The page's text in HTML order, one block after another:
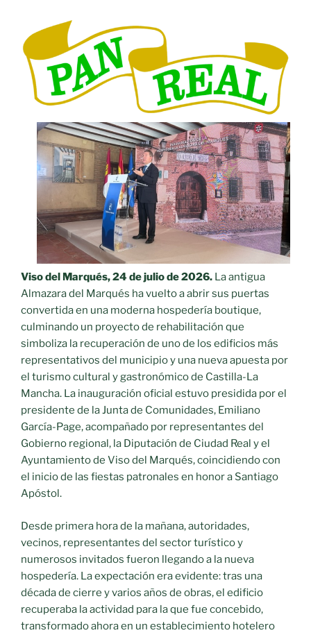
Viso del Marqués, 24 de julio de 2026. La antigua
Almazara del Marqués ha vuelto a abrir sus puertas
convertida en una moderna hospedería boutique,
culminando un proyecto de rehabilitación que
simboliza la recuperación de uno de los edificios más
representativos del municipio y una nueva apuesta por
el turismo cultural y gastronómico de Castilla-La
Mancha. La inauguración oficial estuvo presidida por el
presidente de la Junta de Comunidades, Emiliano
García-Page, acompañado por representantes del
Gobierno regional, la Diputación de Ciudad Real y el
Ayuntamiento de Viso del Marqués, coincidiendo con
el inicio de las fiestas patronales en honor a Santiago
Apóstol.
Desde primera hora de la mañana, autoridades,
vecinos, representantes del sector turístico y
numerosos invitados fueron llegando a la nueva
hospedería. La expectación era evidente: tras una
década de cierre y varios años de obras, el edificio
recuperaba la actividad para la que fue concebido,
transformado ahora en un establecimiento hotelero